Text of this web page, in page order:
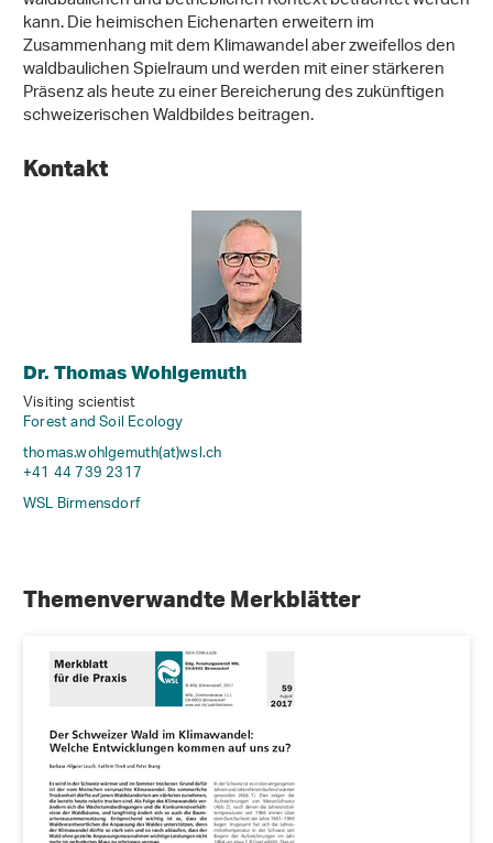
kann. Die heimischen Eichenarten erweitern im
Zusammenhang mit dem Klimawandel aber zweifellos den
waldbaulichen Spielraum und werden mit einer stärkeren
Präsenz als heute zu einer Bereicherung des zukünftigen
schweizerischen Waldbildes beitragen.
Kontakt
Dr. Thomas Wohlgemuth
Visiting scientist
Forest and Soil Ecology
thomas.wohlgemuth(at)wsl.ch
+41 44 739 2317
WSL Birmensdorf
Themenverwandte Merkblätter